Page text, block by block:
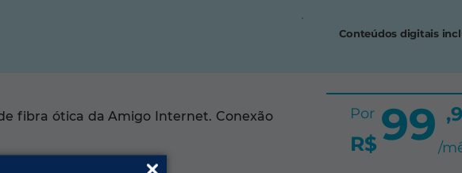
Conteúdos digitais
99
Por
R$ /
fibra ótica da Amigo Internet. Conexão